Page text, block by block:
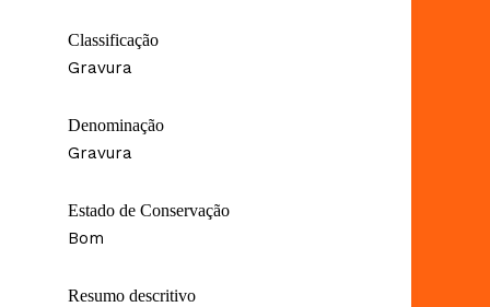
Classificação
Gravura
Denominação
Gravura
Estado de Conservação
Bom
Resumo descritivo